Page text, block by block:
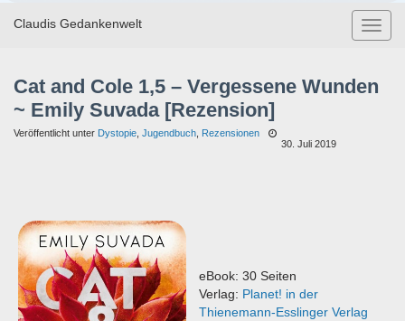
Claudis Gedankenwelt
Cat and Cole 1,5 – Vergessene Wunden
~ Emily Suvada [Rezension]
Veröffentlicht unter Dystopie Jugendbuch Rezensionen
30. Juli 2019
eBook: 30 Seiten
Verlag: Planet! in der
Thienemann-Esslinger Verlag